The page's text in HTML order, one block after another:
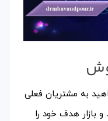
به مشتریان فعلی
هدف خود را